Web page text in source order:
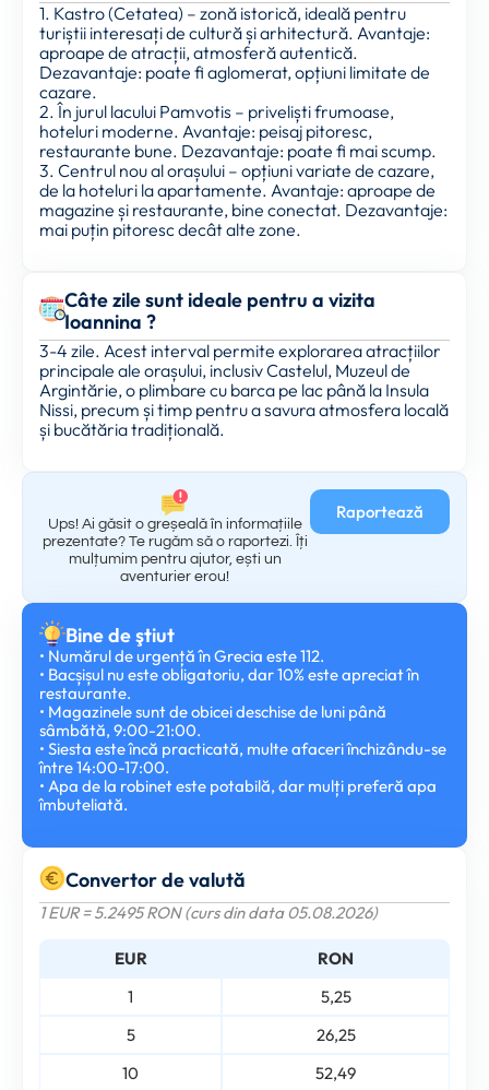
1. Kastro (Cetatea) – zonă istorică, ideală pentru
turiștii interesați de cultură și arhitectură. Avantaje:
aproape de atracții, atmosferă autentică.
Dezavantaje: poate fi aglomerat, opțiuni limitate de
cazare.
2. În jurul lacului Pamvotis – priveliști frumoase,
hoteluri moderne. Avantaje: peisaj pitoresc,
restaurante bune. Dezavantaje: poate fi mai scump.
3. Centrul nou al orașului – opțiuni variate de cazare,
de la hoteluri la apartamente. Avantaje: aproape de
magazine și restaurante, bine conectat. Dezavantaje:
mai puțin pitoresc decât alte zone.
Câte zile sunt ideale pentru a vizita
Ioannina ?
3-4 zile. Acest interval permite explorarea atracțiilor
principale ale orașului, inclusiv Castelul, Muzeul de
Argintărie, o plimbare cu barca pe lac până la Insula
Nissi, precum și timp pentru a savura atmosfera locală
și bucătăria tradițională.
Ups! Ai găsit o greșeală în informațiile
prezentate? Te rugăm să o raportezi. Îți
mulțumim pentru ajutor, ești un
aventurier erou!
Raportează
Bine de ştiut
• Numărul de urgență în Grecia este 112.
• Bacșișul nu este obligatoriu, dar 10% este apreciat în
restaurante.
• Magazinele sunt de obicei deschise de luni până
sâmbătă, 9:00-21:00.
• Siesta este încă practicată, multe afaceri închizându-se
între 14:00-17:00.
• Apa de la robinet este potabilă, dar mulți preferă apa
îmbuteliată.
Convertor de valută
1 EUR = 5.2495 RON (curs din data 05.08.2026)
EUR
RON
1
5,25
5
26,25
10
52,49